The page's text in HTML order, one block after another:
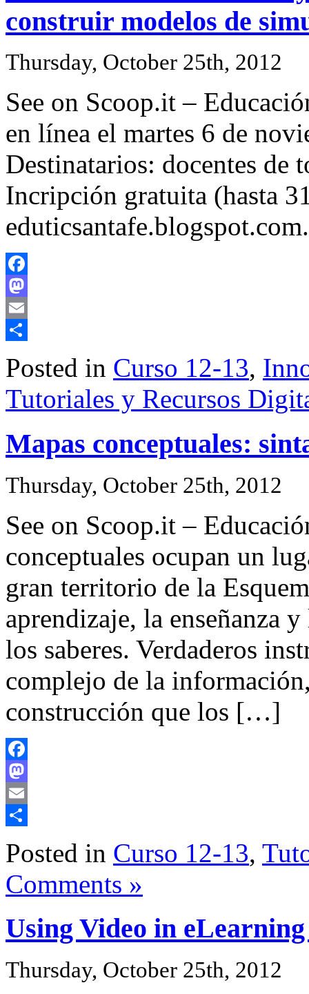
construir modelos de
Thursday, October 25th, 2012
See on Scoop.it –
en línea el martes 6 de
Destinatarios: docentes de
Incripción gratuita (hasta
Facebook
Mastodon
Email
Posted in Curso 12-13,
Tutoriales y Recursos
Mapas conceptuales:
Thursday, October 25th, 2012
See on Scoop.it –
conceptuales ocupan un
gran territorio de la
aprendizaje, la enseñanza
los saberes. Verdaderos
complejo de la
construcción que los […]
Facebook
Mastodon
Email
Posted in Curso 12-13,
Comments »
Using Video in
Thursday, October 25th, 2012